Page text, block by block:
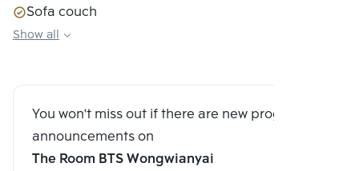
Sofa couch
Wireless Internet (Wi-Fi)
Show all
You won't miss out if there are new program
announcements on
The Room BTS Wongwianyai